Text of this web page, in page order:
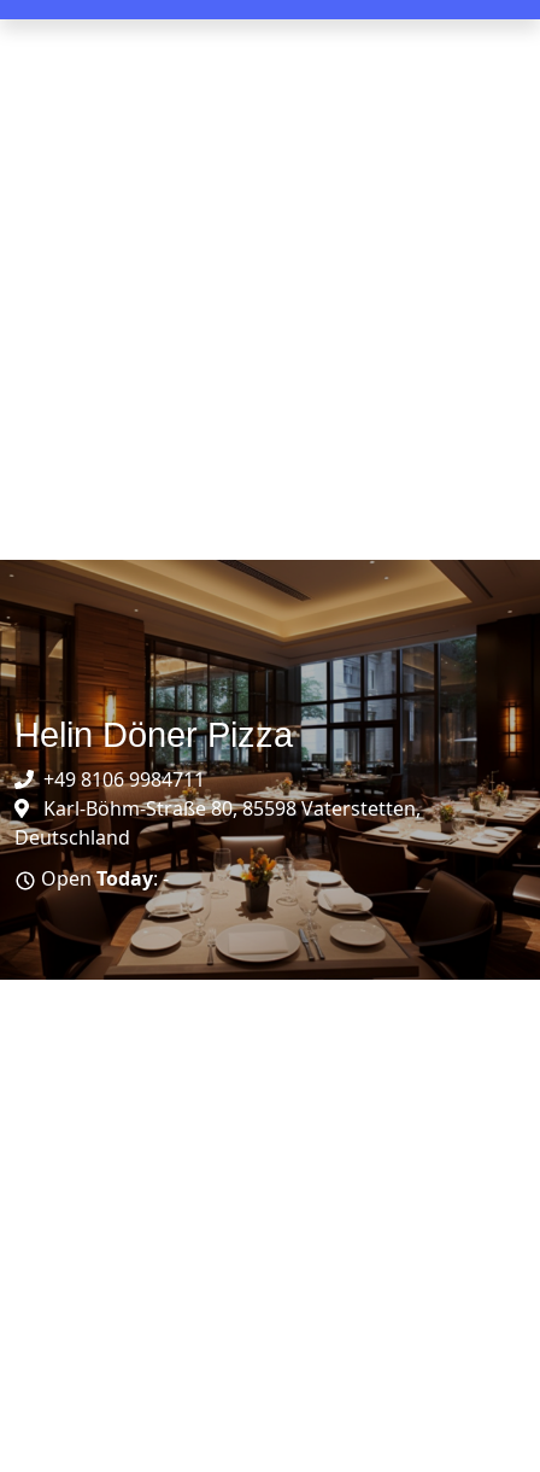
Helin Döner Pizza
+49 8106 9984711
Karl-Böhm-Straße 80, 85598 Vaterstetten,
Deutschland
OpenToday: -